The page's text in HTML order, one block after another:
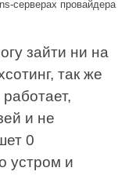
серверах провайдера
зайти ни на
так же
и не
0
устром и